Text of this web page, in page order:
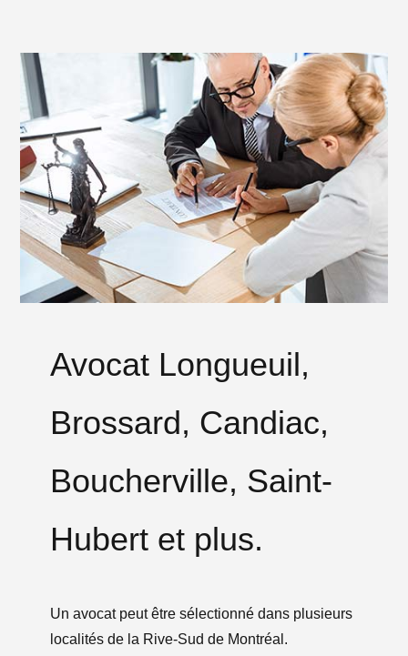
Avocat Longueuil,
Brossard, Candiac,
Boucherville, Saint-
Hubert et plus.
Un avocat peut être sélectionné dans plusieurs
localités de la Rive-Sud de Montréal.